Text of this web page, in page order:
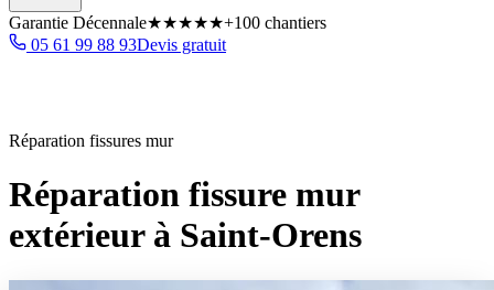
Garantie Décennale★★★★★+100 chantiers
05 61 99 88 93Devis gratuit
Réparation fissures mur
Réparation fissure mur
extérieur à Saint-Orens